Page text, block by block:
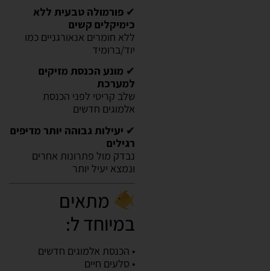
✔ פורמולה טבעית ללא
כימיקלים קשים
ללא חומרים אנאורגניים כמו
יוד/ברומיד
✔ מונע הכנסת מזיקים
למערכת
שלב קריטי לפני הכנסת
אלמוגים חדשים
✔ יעילות גבוהה יותר מדיפים
רגילים
נבדק מול פתרונות אחרים
ונמצא יעיל יותר
מתאים
במיוחד ל:
• הכנסת אלמוגים חדשים
• סלעים חיים